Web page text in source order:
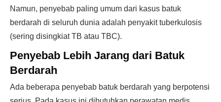
Namun, penyebab paling umum dari kasus batuk
berdarah di seluruh dunia adalah penyakit tuberkulosis
(sering disingkiat TB atau TBC).
Penyebab Lebih Jarang dari Batuk
Berdarah
Ada beberapa penyebab batuk berdarah yang berpotensi